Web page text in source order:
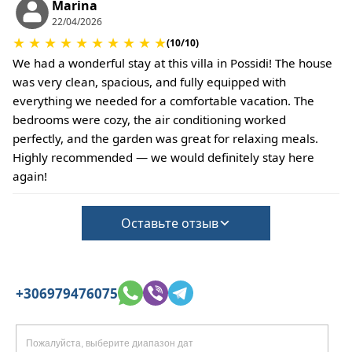
Заезд – 15:30, выезд – 10:30.
Тихие часы с 15:00 до 18:00
Этот объект размещения не требует внесения
залога на случай причинения ущерба при
регистрации заезда.
Однако выезд может быть завершен только
после проверки общего состояния дома.
Домашние животные не допускаются.
Marina
22/04/2026
★ ★ ★ ★ ★ ★ ★ ★ ★ ★(10/10)
We had a wonderful stay at this villa in Possidi! The house
was very clean, spacious, and fully equipped with
everything we needed for a comfortable vacation. The
bedrooms were cozy, the air conditioning worked
perfectly, and the garden was great for relaxing meals.
Highly recommended — we would definitely stay here
again!
Оставьте отзыв
+306979476075
Пожалуйста, выберите диапазон дат